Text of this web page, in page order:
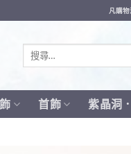
凡購
鍵
首飾 紫晶洞